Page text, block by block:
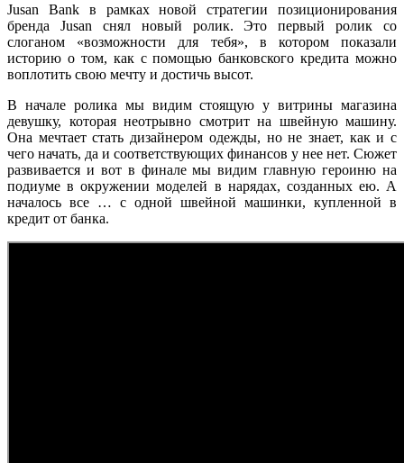
Jusan Bank в рамках новой стратегии позиционирования
бренда Jusan снял новый ролик. Это первый ролик со
слоганом «возможности для тебя», в котором показали
историю о том, как с помощью банковского кредита можно
воплотить свою мечту и достичь высот.
В начале ролика мы видим стоящую у витрины магазина
девушку, которая неотрывно смотрит на швейную машину.
Она мечтает стать дизайнером одежды, но не знает, как и с
чего начать, да и соответствующих финансов у нее нет. Сюжет
развивается и вот в финале мы видим главную героиню на
подиуме в окружении моделей в нарядах, созданных ею. А
началось все … с одной швейной машинки, купленной в
кредит от банка.